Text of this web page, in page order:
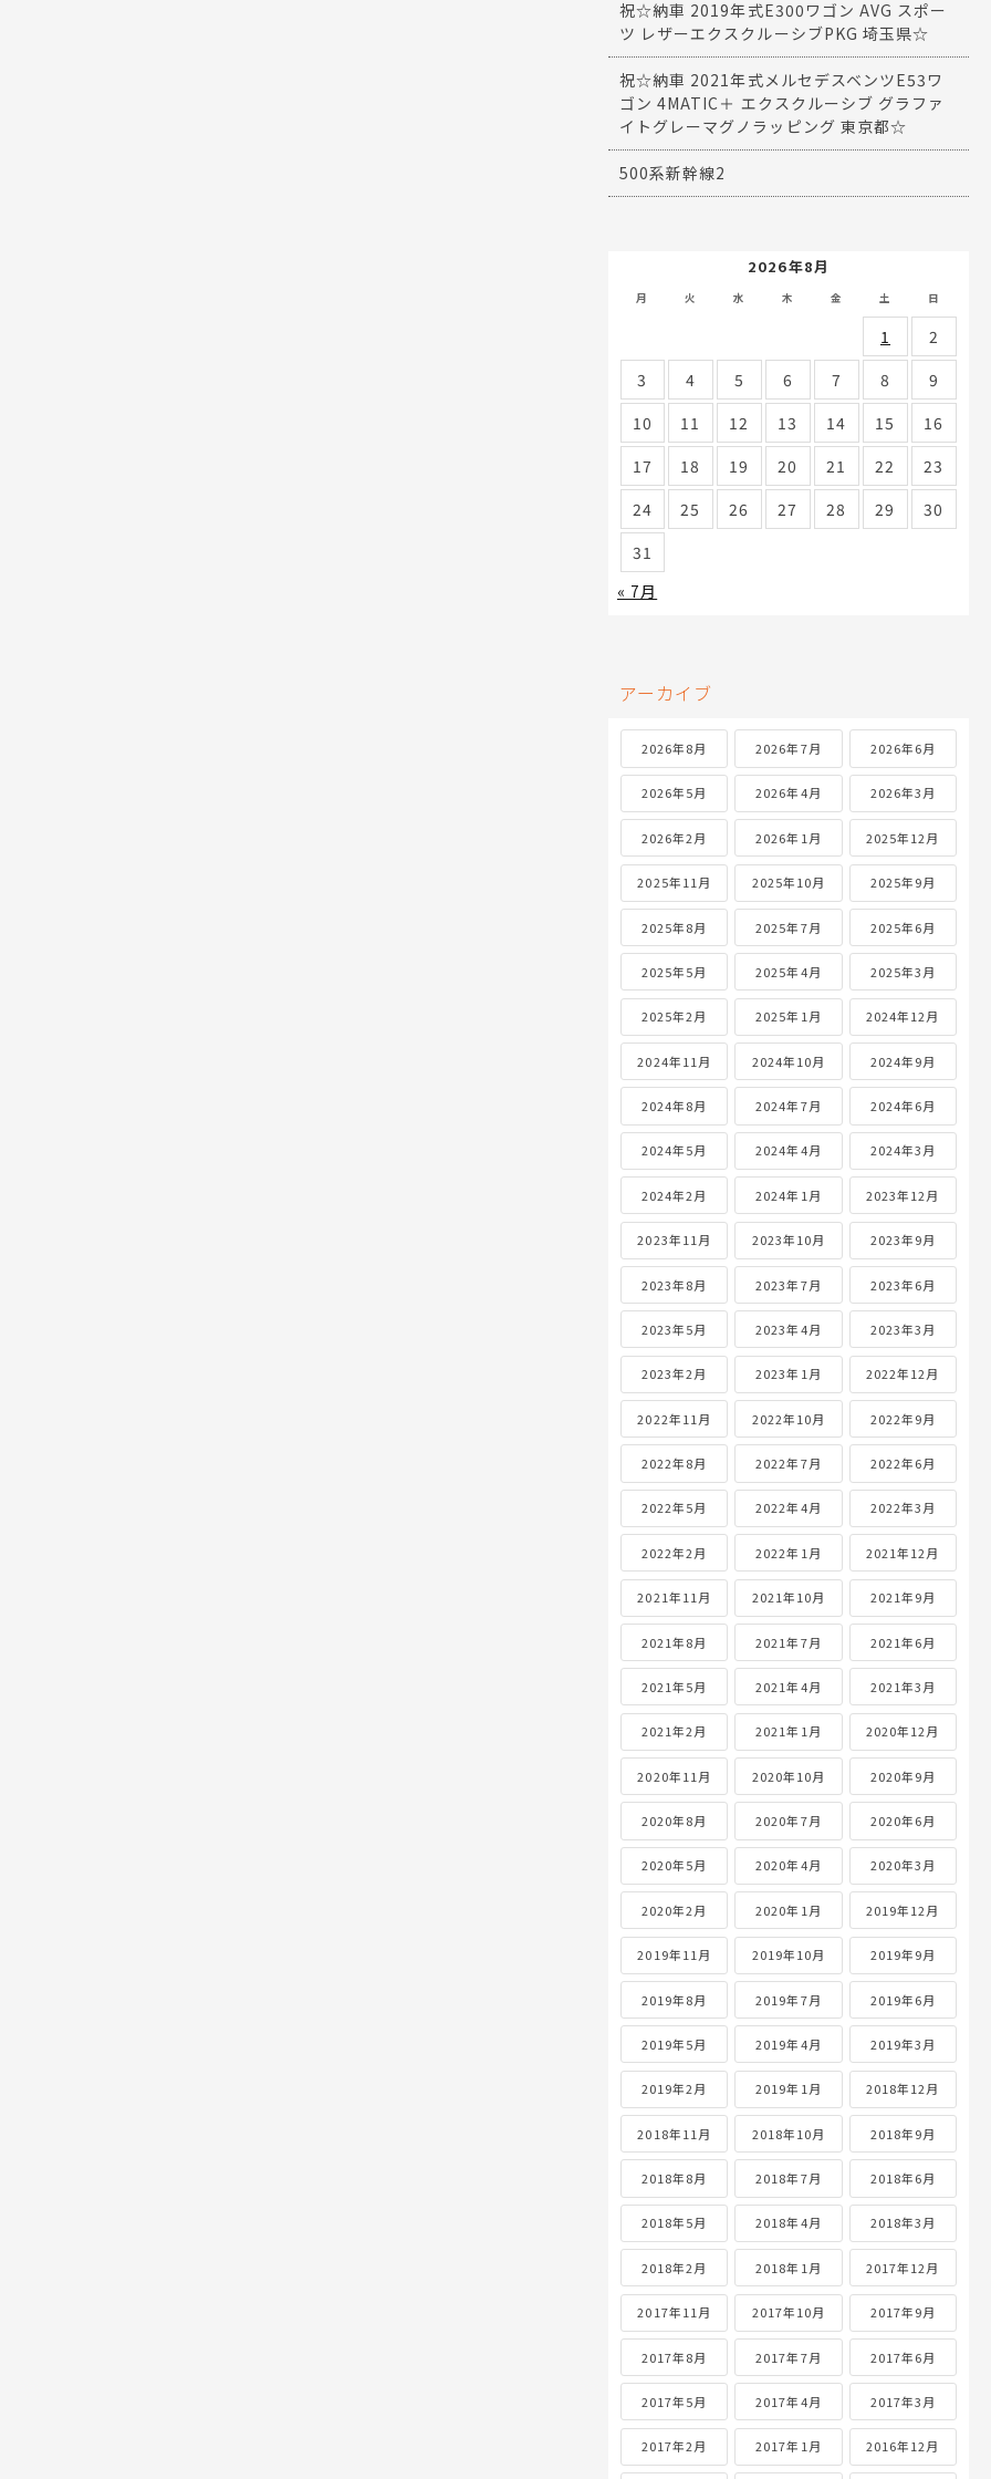
祝☆納車 2019年式E300ワゴン AVG スポー
ツ レザーエクスクルーシブPKG 埼玉県☆
祝☆納車 2021年式メルセデスベンツE53ワ
ゴン 4MATIC＋ エクスクルーシブ グラファ
イトグレーマグノラッピング 東京都☆
500系新幹線2
2026年8月
月 火 水 木 金 土 日
1
2
3
4 5 6 7 8
9
10
11 12 13 14 15
16
17
18 19 20 21 22
23
24
25 26 27 28 29
30
31
« 7月
アーカイブ
2026年8月 2026年7月 2026年6月
2026年5月 2026年4月 2026年3月
2026年2月 2026年1月 2025年12月
2025年11月 2025年10月 2025年9月
2025年8月 2025年7月 2025年6月
2025年5月 2025年4月 2025年3月
2025年2月 2025年1月 2024年12月
2024年11月 2024年10月 2024年9月
2024年8月 2024年7月 2024年6月
2024年5月 2024年4月 2024年3月
2024年2月 2024年1月 2023年12月
2023年11月 2023年10月 2023年9月
2023年8月 2023年7月 2023年6月
2023年5月 2023年4月 2023年3月
2023年2月 2023年1月 2022年12月
2022年11月 2022年10月 2022年9月
2022年8月 2022年7月 2022年6月
2022年5月 2022年4月 2022年3月
2022年2月 2022年1月 2021年12月
2021年11月 2021年10月 2021年9月
2021年8月 2021年7月 2021年6月
2021年5月 2021年4月 2021年3月
2021年2月 2021年1月 2020年12月
2020年11月 2020年10月 2020年9月
2020年8月 2020年7月 2020年6月
2020年5月 2020年4月 2020年3月
2020年2月 2020年1月 2019年12月
2019年11月 2019年10月 2019年9月
2019年8月 2019年7月 2019年6月
2019年5月 2019年4月 2019年3月
2019年2月 2019年1月 2018年12月
2018年11月 2018年10月 2018年9月
2018年8月 2018年7月 2018年6月
2018年5月 2018年4月 2018年3月
2018年2月 2018年1月 2017年12月
2017年11月 2017年10月 2017年9月
2017年8月 2017年7月 2017年6月
2017年5月 2017年4月 2017年3月
2017年2月 2017年1月 2016年12月